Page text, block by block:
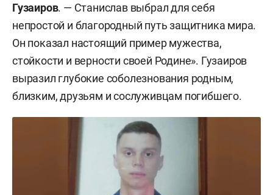
Гузаиров. — Станислав выбрал для себя
непростой и благородный путь защитника мира.
Он показал настоящий пример мужества,
стойкости и верности своей Родине». Гузаиров
выразил глубокие соболезнования родным,
близким, друзьям и сослуживцам погибшего.